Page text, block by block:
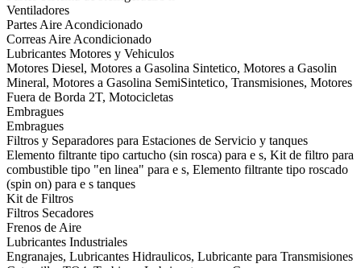
Ventiladores
Partes Aire Acondicionado
Correas Aire Acondicionado
Lubricantes Motores y Vehiculos
Motores Diesel, Motores a Gasolina Sintetico, Motores a Gasolin
Mineral, Motores a Gasolina SemiSintetico, Transmisiones, Motores
Fuera de Borda 2T, Motocicletas
Embragues
Embragues
Filtros y Separadores para Estaciones de Servicio y tanques
Elemento filtrante tipo cartucho (sin rosca) para e s, Kit de filtro para
combustible tipo "en linea" para e s, Elemento filtrante tipo roscado
(spin on) para e s tanques
Kit de Filtros
Filtros Secadores
Frenos de Aire
Lubricantes Industriales
Engranajes, Lubricantes Hidraulicos, Lubricante para Transmisiones